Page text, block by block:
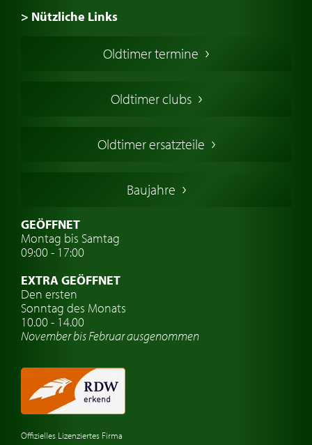
> Nützliche Links
Oldtimers in Europa
Englische Oldtimer
Deutsche Oldtimer
Schwedische Oldtimer
Oldtimer mit h-kennzeichen
Auto Oldtimer Markt
Oldtimer-Versicherung
Oldtimer-Clubs
Oldtimer-Reisen
Automarken uhren
Oldtimer termine
Oldtimer clubs
Oldtimer ersatzteile
Baujahre
GEÖFFNET
Montag bis Samtag
09:00 - 17:00
EXTRA GEÖFFNET
Den ersten
Sonntag des Monats
10.00 - 14.00
November bis Februar ausgenommen
Offizielles Lizenziertes Firma